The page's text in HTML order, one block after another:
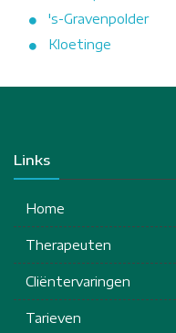
's-Gravenpolder
Kloetinge
Links
Home
Therapeuten
Cliëntervaringen
Tarieven